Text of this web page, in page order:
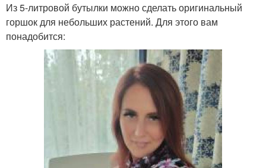
Из 5-литровой бутылки можно сделать оригинальный
горшок для небольших растений. Для этого вам
понадобится: